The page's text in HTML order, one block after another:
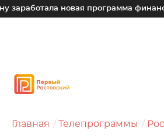
новая программа финансовой
Главная Телепрограммы